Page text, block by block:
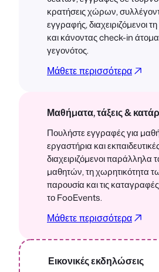
κρατήσεις χώρων,
εγγραφής, διαχειριζόμενοι
και κάνοντας check-in
γεγονότος.
Μάθετε περισσότερα
Μαθήματα, τάξεις &
Πουλήστε εγγραφές για
εργαστήρια και
διαχειριζόμενοι παράλληλα
μαθητών, τη χωρητικότητα
παρουσία και τις
το FooEvents.
Μάθετε περισσότερα
Εικονικές εκδηλώσεις